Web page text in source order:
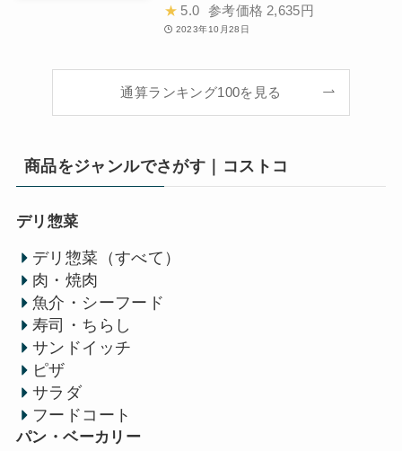
★ 5.0 参考価格 2,635円
2023年10月28日
通算ランキング100を見る
商品をジャンルでさがす｜コストコ
デリ惣菜
デリ惣菜（すべて）
肉・焼肉
魚介・シーフード
寿司・ちらし
サンドイッチ
ピザ
サラダ
フードコート
パン・ベーカリー